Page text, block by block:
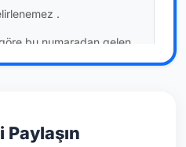
.
bu numaradan gelen
önerilir; bu bir site